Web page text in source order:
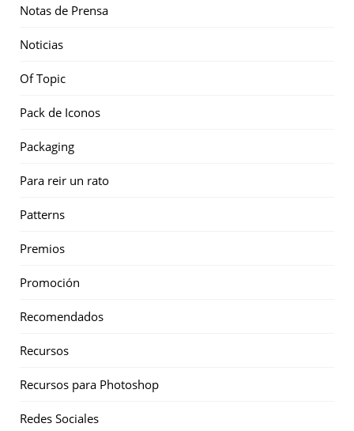
Notas de Prensa
Noticias
Of Topic
Pack de Iconos
Packaging
Para reir un rato
Patterns
Premios
Promoción
Recomendados
Recursos
Recursos para Photoshop
Redes Sociales